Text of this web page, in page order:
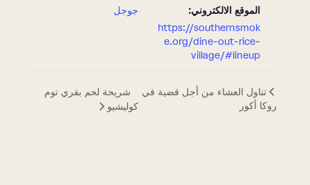
الموقع الالكتروني:
https://southernsmok
e.org/dine-out-rice-
village/#lineup
جوجل
تناول العشاء من أجل قضية في
روكا أكور
شريحة لحم بقري توم
كوليشيو